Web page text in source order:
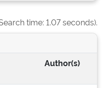
time: 1.07 seconds).
Author(s)